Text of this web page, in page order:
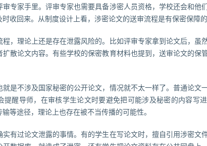
专家手里。评审专家也需要具备涉密人员资格，学校还会和他
收回来。从制度设计上看，涉密论文的送审流程是有保密保障的
，理论上还是存在泄露风险的。比如评审专家拿到论文后，虽
散论文内容。有些学校的保密教育材料也提到，送审论文的保
是不涉及国家秘密的公开论文，情况就不太一样了。普通论文
提醒导师，在审核学生论文时要避免把可能涉及秘密的内容写
等途径，理论上也存在被不当传播的可能性。
有过论文泄露的事情。有的学生在写论文时，擅自引用涉密文